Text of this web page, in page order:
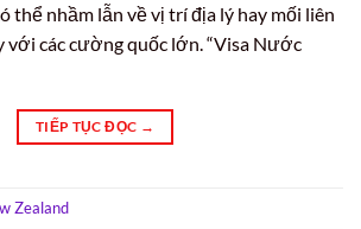
thể nhầm lẫn về vị trí địa lý hay mối liên
với các cường quốc lớn. “Visa Nước
TIẾP TỤC ĐỌC →
Zealand